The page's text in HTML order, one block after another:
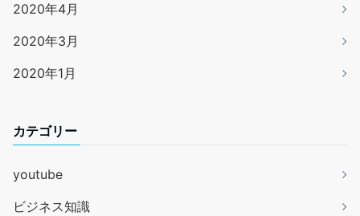
2020年4月
2020年3月
2020年1月
カテゴリー
youtube
ビジネス知識